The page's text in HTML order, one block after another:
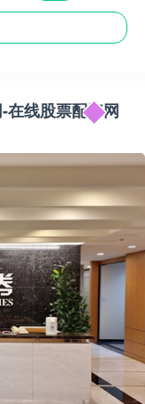
在线股票配资网